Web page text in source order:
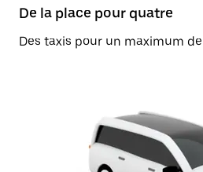
De la place pour quatre
Des taxis pour un maximum